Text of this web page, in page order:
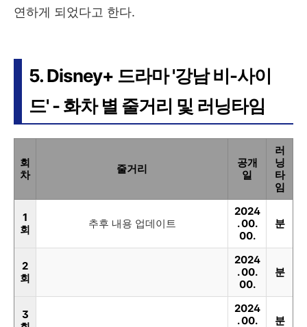
연하게 되었다고 한다.
5. Disney+ 드라마 '강남 비-사이
드' - 화차 별 줄거리 및 러닝타임
회
차
줄거리
공개
일
러
닝
타
임
1
회
추후 내용 업데이트
2024
. 00.
00.
분
2
회
2024
. 00.
00.
분
3
2024
. 00.
분